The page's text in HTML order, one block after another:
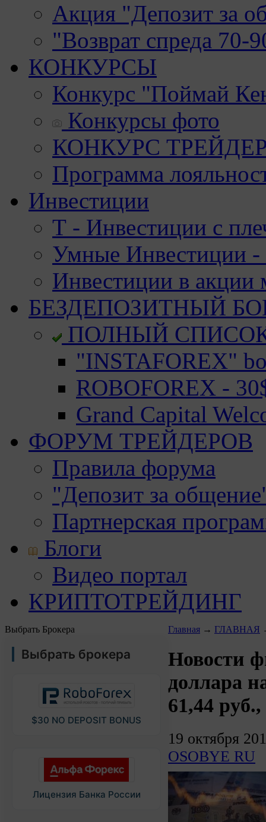
Акция "Депозит за
"Возврат спреда 70-
КОНКУРСЫ
Конкурс "Поймай
Конкурсы фото
КОНКУРС
Программа
Инвестиции
Т - Инвестиции с
Умные Инвестиции -
Инвестиции в акции
БЕЗДЕПОЗИТНЫЙ
ПОЛНЫЙ
"INSTAFOREX"
ROBOFOREX -
Grand Capital
ФОРУМ ТРЕЙДЕРОВ
Правила форума
"Депозит за
Партнерская
Блоги
Видео портал
КРИПТОТРЕЙДИНГ
Выбрать Брокера
Выбрать брокера
$30 NO DEPOSIT BONUS
Лицензия Банка России
Главная → ГЛАВНАЯ
Новости
доллара
61,44
19 октября
OSOBYE RU